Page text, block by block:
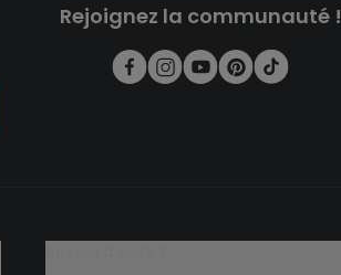
Rejoignez la communauté !